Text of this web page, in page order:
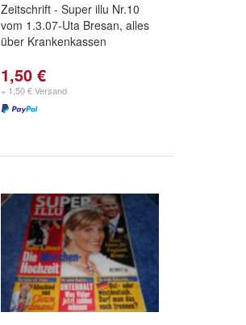
Zeitschrift - Super illu Nr.10
vom 1.3.07-Uta Bresan, alles
über Krankenkassen
1,50 €
+ 1,50 € Versand